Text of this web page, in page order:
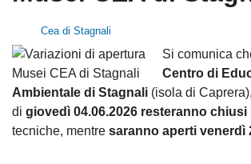
Cea di Stagnali
Si comunica
Centro di
Ambientale di Stagnali (isola di
di giovedì 04.06.2026 resteranno chiusi
tecniche, mentre saranno aperti venerdì